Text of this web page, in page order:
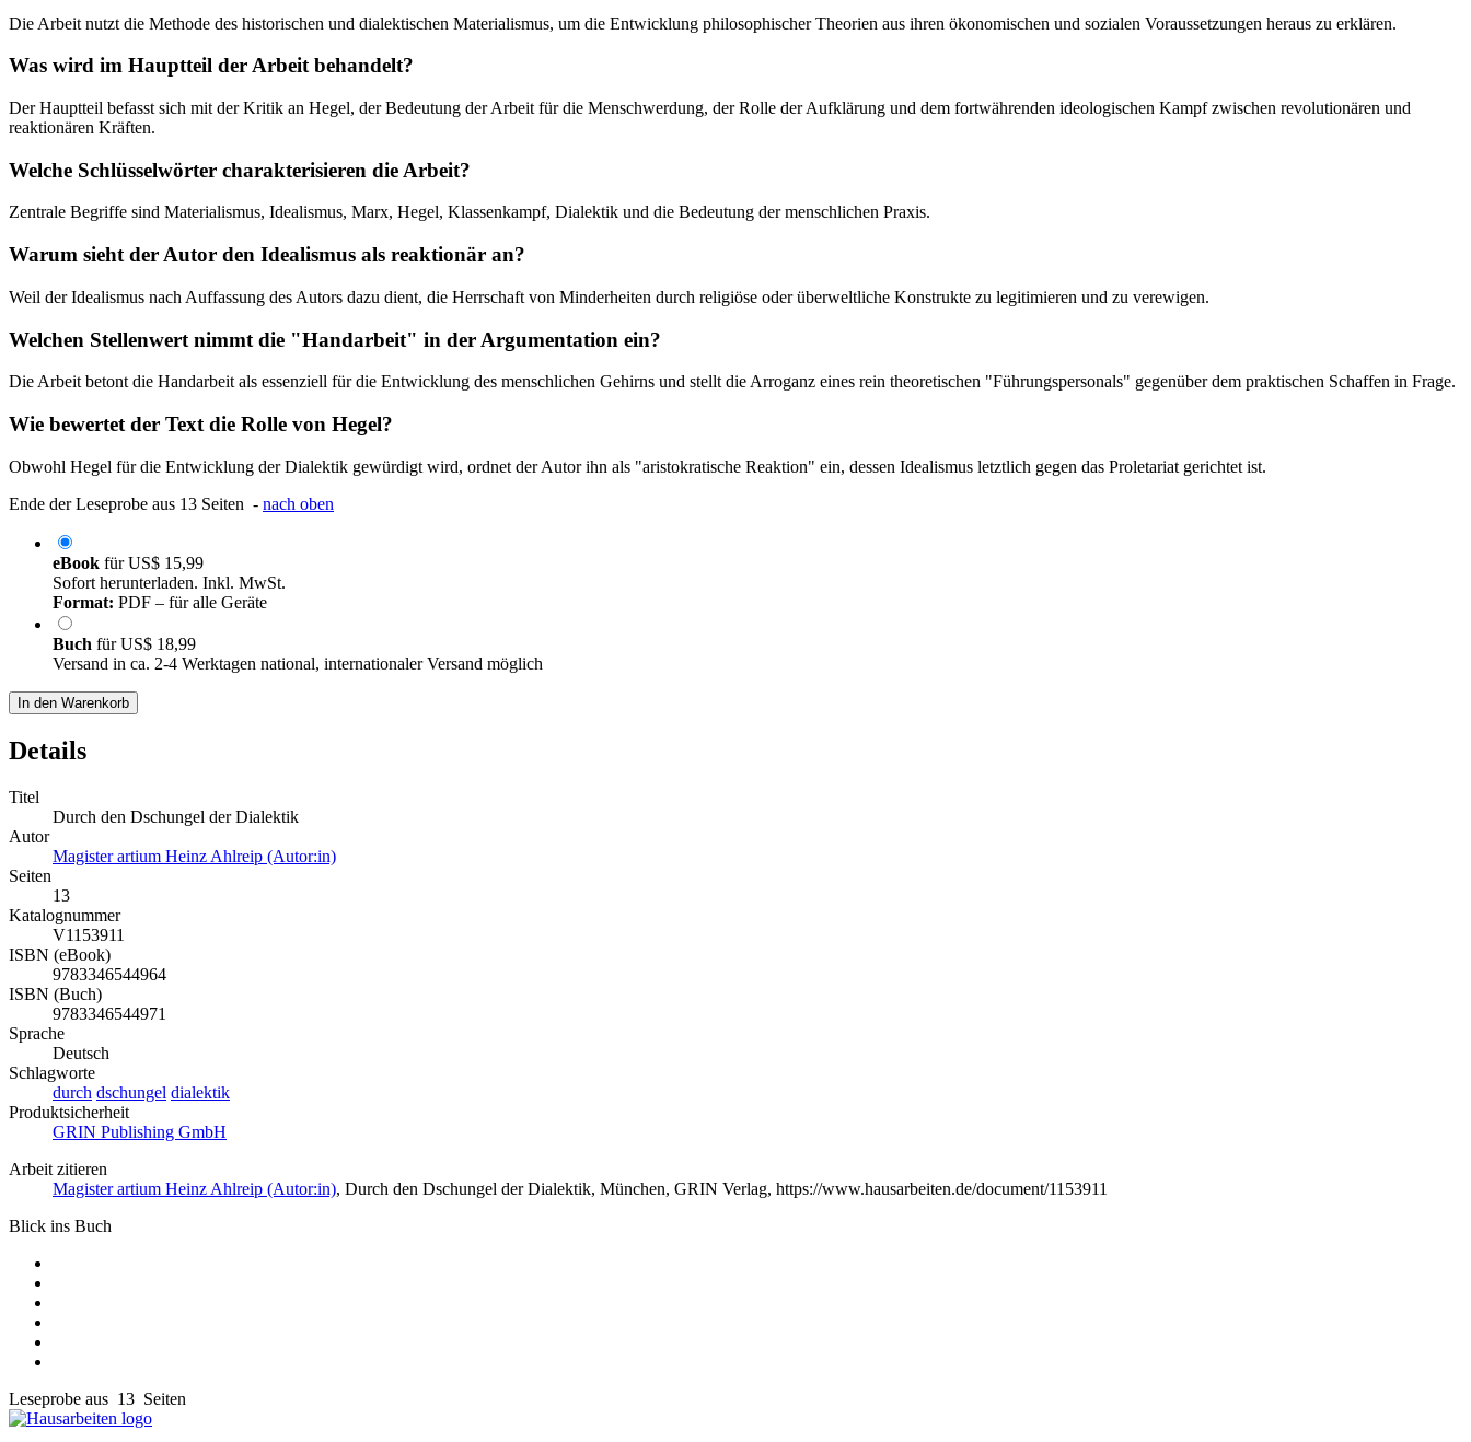
Die Arbeit nutzt die Methode des historischen und dialektischen Materialismus, um die Entwicklung philosophischer Theorien aus ihren ökonomischen und sozialen Voraussetzungen heraus zu erklären.
Was wird im Hauptteil der Arbeit behandelt?
Der Hauptteil befasst sich mit der Kritik an Hegel, der Bedeutung der Arbeit für die Menschwerdung, der Rolle der Aufklärung und dem fortwährenden ideologischen Kampf zwischen revolutionären und
reaktionären Kräften.
Welche Schlüsselwörter charakterisieren die Arbeit?
Zentrale Begriffe sind Materialismus, Idealismus, Marx, Hegel, Klassenkampf, Dialektik und die Bedeutung der menschlichen Praxis.
Warum sieht der Autor den Idealismus als reaktionär an?
Weil der Idealismus nach Auffassung des Autors dazu dient, die Herrschaft von Minderheiten durch religiöse oder überweltliche Konstrukte zu legitimieren und zu verewigen.
Welchen Stellenwert nimmt die "Handarbeit" in der Argumentation ein?
Die Arbeit betont die Handarbeit als essenziell für die Entwicklung des menschlichen Gehirns und stellt die Arroganz eines rein theoretischen "Führungspersonals" gegenüber dem praktischen Schaffen in Frage.
Wie bewertet der Text die Rolle von Hegel?
Obwohl Hegel für die Entwicklung der Dialektik gewürdigt wird, ordnet der Autor ihn als "aristokratische Reaktion" ein, dessen Idealismus letztlich gegen das Proletariat gerichtet ist.
Ende der Leseprobe aus 13 Seiten - nach oben
eBook fürUS$ 15,99
Sofort herunterladen. Inkl. MwSt.
Format: PDF – für alle Geräte
Buch fürUS$ 18,99
Versand in ca. 2-4 Werktagen national, internationaler Versand möglich
In den Warenkorb
Details
Titel
Durch den Dschungel der Dialektik
Autor
Magister artium Heinz Ahlreip (Autor:in)
Seiten
13
Katalognummer
V1153911
ISBN (eBook)
9783346544964
ISBN (Buch)
9783346544971
Sprache
Deutsch
Schlagworte
durch dschungel dialektik
Produktsicherheit
GRIN Publishing GmbH
Arbeit zitieren
Magister artium Heinz Ahlreip (Autor:in), Durch den Dschungel der Dialektik, München, GRIN Verlag, https://www.hausarbeiten.de/document/1153911
Blick ins Buch
Leseprobe aus 13 Seiten